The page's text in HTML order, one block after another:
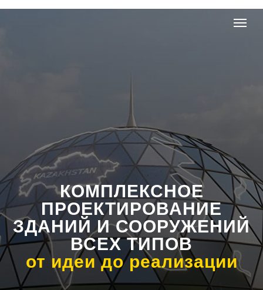
КОМПЛЕКСНОЕ
ПРОЕКТИРОВАНИЕ
ЗДАНИЙ И СООРУЖЕНИЙ
ВСЕХ ТИПОВ
от идеи до реализации